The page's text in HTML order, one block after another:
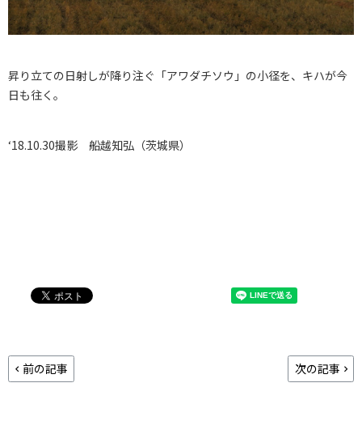
昇り立ての日射しが降り注ぐ「アワダチソウ」の小径を、キハが今
日も往く。
‘18.10.30撮影 船越知弘（茨城県）
前の記事 次の記事